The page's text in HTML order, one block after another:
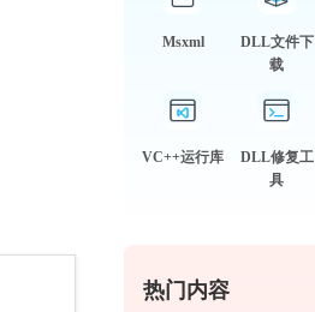
Msxml
DLL文件下
载
VC++运行库
DLL修复工
具
热门内容